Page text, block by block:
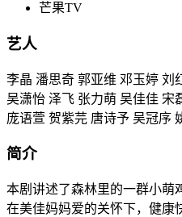
芒果TV
艺人
李晶 潘思奇 郭亚维 邓玉婷 刘
吴潇怡 泽飞 张力萌 吴佳佳 宋
庞语萱 贺紫芫 唐诗予 吴冠序
简介
本剧讲述了森林里的一群小萌
在美佳妈妈爱的关怀下，健康